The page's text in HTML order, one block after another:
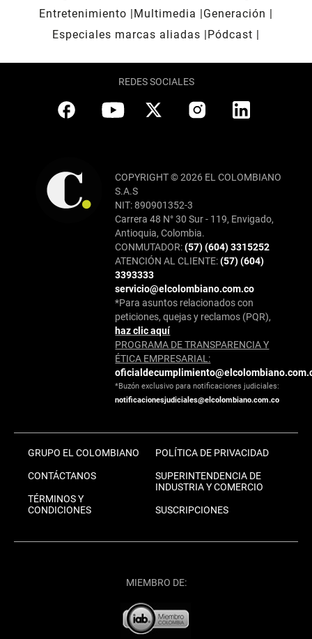
Entretenimiento
Multimedia
Generación
Especiales marcas aliadas
Pódcast
REDES SOCIALES
COPYRIGHT © 2026 EL COLOMBIANO
S.A.S
NIT: 890901352-3
Carrera 48 N° 30 Sur - 119, Envigado,
Antioquia, Colombia.
CONMUTADOR:(57) (604) 3315252
ATENCIÓN AL CLIENTE:(57) (604)
3393333
servicio@elcolombiano.com.co
*Para asuntos relacionados con
peticiones, quejas y reclamos (PQR),
haz clic aquí
PROGRAMA DE TRANSPARENCIA Y
ÉTICA EMPRESARIAL:
*Buzón exclusivo para notificaciones judiciales:
notificacionesjudiciales@elcolombiano.com.co
GRUPO EL COLOMBIANO
CONTÁCTANOS
TÉRMINOS Y
CONDICIONES
POLÍTICA DE PRIVACIDAD
SUPERINTENDENCIA DE
INDUSTRIA Y COMERCIO
SUSCRIPCIONES
MIEMBRO DE: